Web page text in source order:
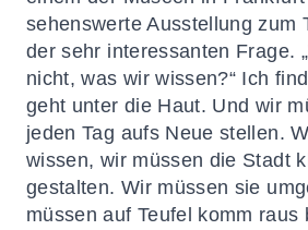
sehenswerte Ausstellung zum
der sehr interessanten Frage.
nicht, was wir wissen?“ Ich
geht unter die Haut. Und wir
jeden Tag aufs Neue stellen.
wissen, wir müssen die Stadt
gestalten. Wir müssen sie
müssen auf Teufel komm